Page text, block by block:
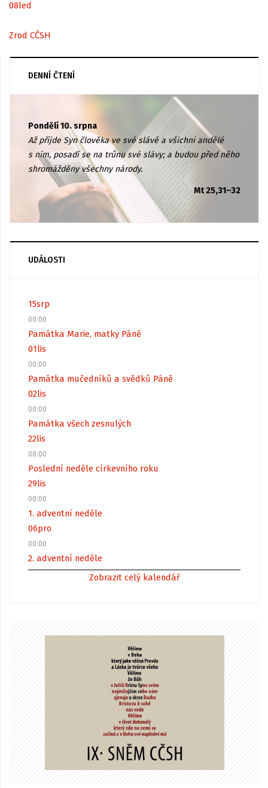
08led
Zrod CČSH
DENNÍ ČTENÍ
Pondělí 10. srpna
Až přijde Syn člověka ve své slávě a všichni andělé
s ním, posadí se na trůnu své slávy; a budou před něho
shromážděny všechny národy.
Mt 25,31–32
UDÁLOSTI
15srp
00:00
Památka Marie, matky Páně
01lis
00:00
Památka mučedníků a svědků Páně
02lis
00:00
Památka všech zesnulých
22lis
00:00
Poslední neděle církevního roku
29lis
00:00
1. adventní neděle
06pro
00:00
2. adventní neděle
Zobrazit celý kalendář